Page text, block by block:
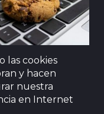
las cookies
y hacen
nuestra
en Internet